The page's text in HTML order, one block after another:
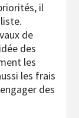
il
de
des
les
les frais
des